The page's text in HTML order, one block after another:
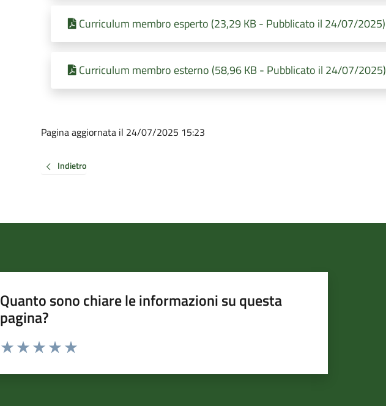
Curriculum membro esperto (23,29 KB - Pubblicato il 24/07/2025)
Curriculum membro esterno (58,96 KB - Pubblicato il 24/07/2025)
Pagina aggiornata il 24/07/2025 15:23
Indietro
Quanto sono chiare le informazioni su questa
pagina?
Valuta da 1 a 5 stelle la pagina